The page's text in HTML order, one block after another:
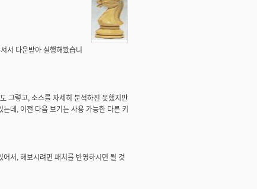
서 다운받아 실행해봤습니
그렇고, 소스를 자세히 분석하진 못했지만
데, 이전 다음 보기는 사용 가능한 다른 키
서, 해보시려면 패치를 반영하시면 될 것